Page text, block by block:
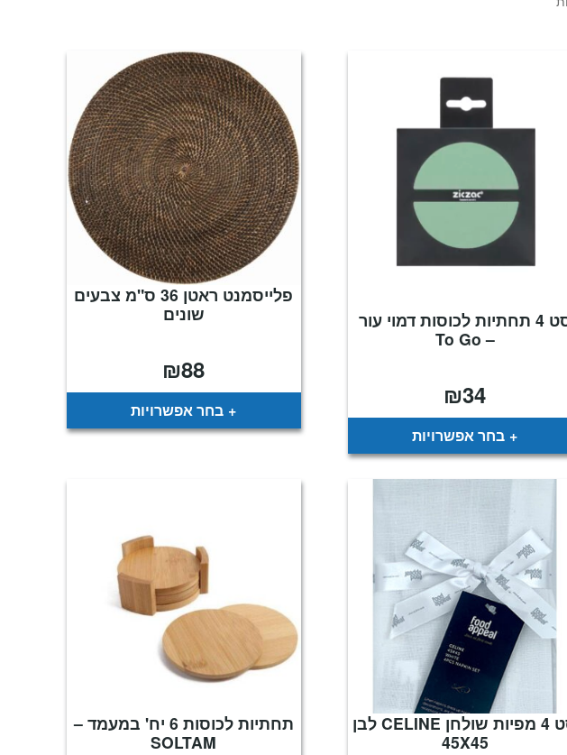
סט 4 תחתיות לכוסות דמוי עור
– To Go
₪34
בחר אפשרויות
פלייסמנט ראטן 36 ס"מ צבעים
שונים
₪88
בחר אפשרויות
סט 4 מפיות שולחן CELINE לבן
45X45
תחתיות לכוסות 6 יח' במעמד –
SOLTAM